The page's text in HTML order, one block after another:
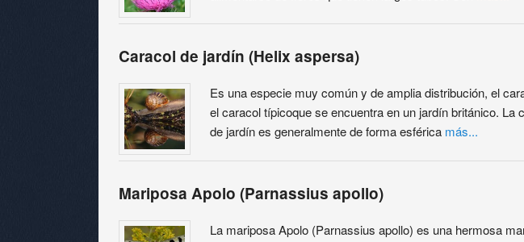
Caracol de jardín (Helix aspersa)
Es una especie muy común y de amplia distribución, el
el caracol típicoque se encuentra en un jardín británico. La
de jardín es generalmente de forma esférica más...
Mariposa Apolo (Parnassius apollo)
La mariposa Apolo (Parnassius apollo) es una hermosa